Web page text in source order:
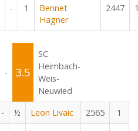
- 1
Bennet
Hagner
2447
- 3.5
SC
Heimbach-
Weis-
Neuwied
- ½ Leon Livaic 2565
1